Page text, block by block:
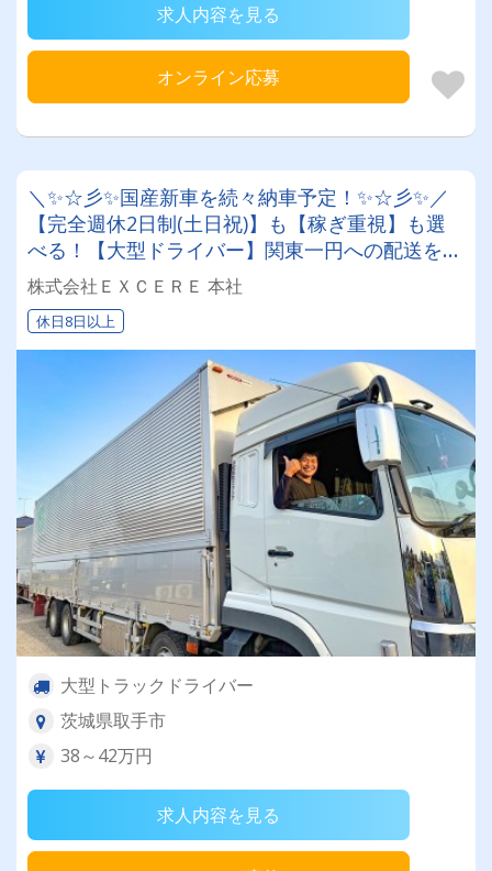
求人内容を見る
オンライン応募
＼✨☆彡✨国産新車を続々納車予定！✨☆彡✨／
【完全週休2日制(土日祝)】も【稼ぎ重視】も選
べる！【大型ドライバー】関東一円への配送をお
任せします♪
株式会社ＥＸＣＥＲＥ 本社
休日8日以上
大型トラックドライバー
茨城県取手市
38～42万円
求人内容を見る